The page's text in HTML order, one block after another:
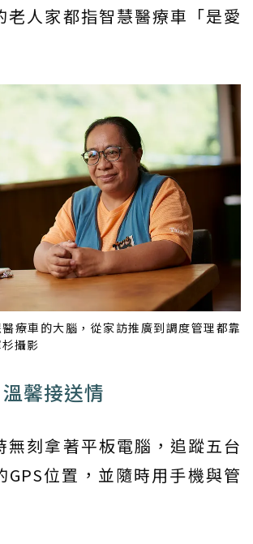
老人家都指智慧醫療車「是愛
療車的大腦，從家訪推廣到調度管理都靠
攝影
馨接送情
無刻拿著平板電腦，追蹤五台
GPS位置，並隨時用手機與管